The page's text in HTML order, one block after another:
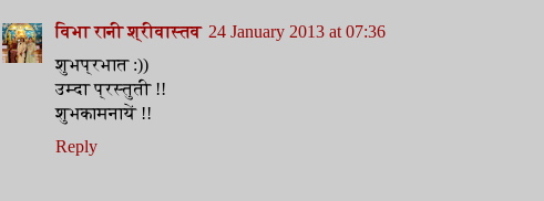
विभा रानी श्रीवास्तव 24 January 2013 at 07:36
शुभप्रभात :))
उम्दा प्रस्तुती !!
शुभकामनायें !!
Reply